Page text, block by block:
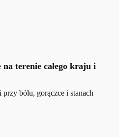
terenie całego kraju i
bólu, gorączce i stanach